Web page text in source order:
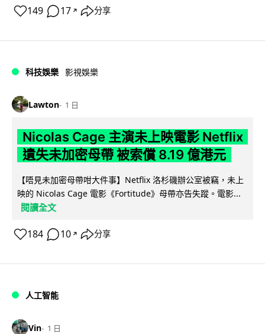
149 17 ↗ 分享
科技娛樂 影視娛樂
Lawton 1 日
Nicolas Cage 主演未上映電影 Netflix
遺失未加密母帶 被索償 8.19 億港元
【唔見未加密母帶咁大件事】Netflix 洛杉磯辦公室被竊，未上
映的 Nicolas Cage 電影《Fortitude》母帶亦告失蹤。電影...
閱讀全文
184 10 ↗ 分享
人工智能
Vin 1 日